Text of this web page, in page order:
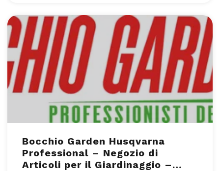
Bocchio Garden Husqvarna
Professional – Negozio di
Articoli per il Giardinaggio –